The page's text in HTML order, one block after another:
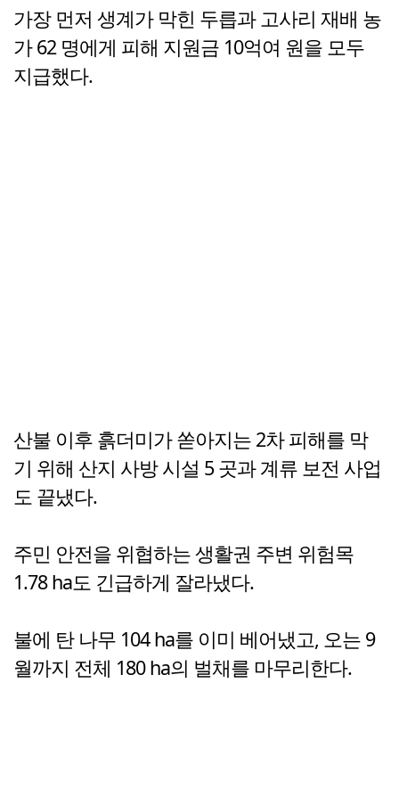
가장 먼저 생계가 막힌 두릅과 고사리 재배 농
가 62 명에게 피해 지원금 10억여 원을 모두
지급했다.
산불 이후 흙더미가 쏟아지는 2차 피해를 막
기 위해 산지 사방 시설 5 곳과 계류 보전 사업
도 끝냈다.
주민 안전을 위협하는 생활권 주변 위험목
1.78 ha도 긴급하게 잘라냈다.
불에 탄 나무 104 ha를 이미 베어냈고, 오는 9
월까지 전체 180 ha의 벌채를 마무리한다.